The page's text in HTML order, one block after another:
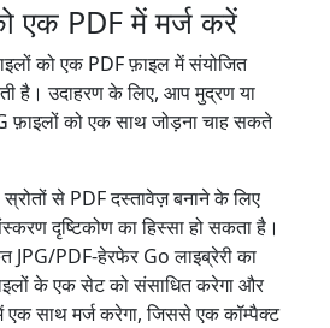
एक PDF में मर्ज करें
को एक PDF फ़ाइल में संयोजित
है। उदाहरण के लिए, आप मुद्रण या
को एक साथ जोड़ना चाह सकते
से PDF दस्तावेज़ बनाने के लिए
दृष्टिकोण का हिस्सा हो सकता है।
JPG/PDF-हेरफेर Go लाइब्रेरी का
के एक सेट को संसाधित करेगा और
साथ मर्ज करेगा, जिससे एक कॉम्पैक्ट